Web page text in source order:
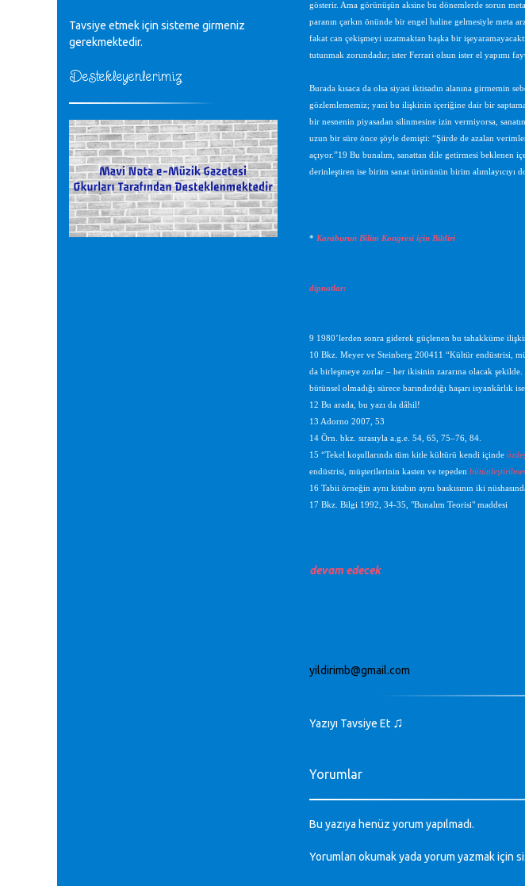
♪
sayın müfit bey bilgilerinizi kontrol
edi 6440 sayılı cso kurulrş kanununda
Tavsiye etmek için sisteme girmeniz
gerekmektedir.
Destekleyenlerimiz
gösterir. Ama görünüşün aksine bu dönemlerde sorun
paranın çarkın önünde bir engel haline gelmesiyle meta
fakat can çekişmeyi uzatmaktan başka bir işe
tutunmak zorundadır; ister Ferrari olsun ister el yapımı
Burada kısaca da olsa siyasi iktisadın alanına girmemin
gözlemlememiz; yani bu ilişkinin içeriğine dair bir
bir nesnenin piyasadan silinmesine izin vermiyorsa,
uzun bir süre önce şöyle demişti: “Şiirde de azalan
açıyor.”19 Bu bunalım, sanattan dile getirmesi beklenen
derinleştiren ise birim sanat ürününün birim alımlayıcıyı
* Karaburun Bilim Kongresi için Bildiri
dipnotlar:
9 1980’lerden sonra giderek güçlenen bu tahakküme
10 Bkz. Meyer ve Steinberg 200411 “Kültür endüstrisi,
da birleşmeye zorlar – her ikisinin zararına olacak
bütünsel olmadığı sürece barındırdığı haşarı
12 Bu arada, bu yazı da dâhil!
13 Adorno 2007, 53
14 Örn. bkz. sırasıyla a.g.e. 54, 65, 75–76, 84.
15 “Tekel koşullarında tüm kitle kültürü kendi içinde
endüstrisi, müşterilerinin kasten ve tepeden
16 Tabii örneğin aynı kitabın aynı baskısının iki
17 Bkz. Bilgi 1992, 34-35, "Bunalım Teorisi" maddesi
devam edecek
yildirimb@gmail.com
Yazıyı Tavsiye Et ♫
Yorumlar
Bu yazıya henüz yorum yapılmadı.
Yorumları okumak yada yorum yazmak için